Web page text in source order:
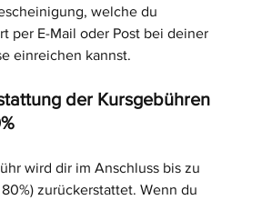
welche du
per E-Mail oder Post bei deiner
einreichen kannst.
der Kursgebühren
wird dir im Anschluss bis zu
80%) zurückerstattet. Wenn du